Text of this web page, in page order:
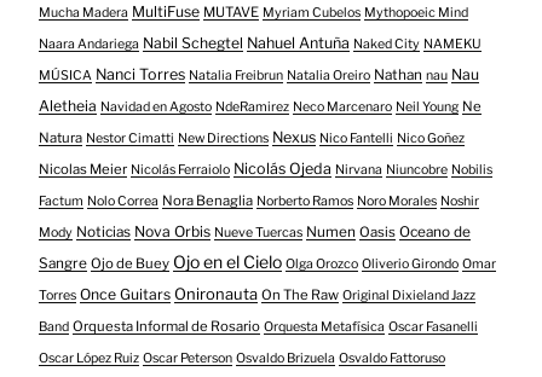
Mucha Madera MultiFuse MUTAVE Myriam Cubelos Mythopoeic Mind
Naara Andariega Nabil Schegtel Nahuel Antuña Naked City NAMEKU
MÚSICA Nanci Torres Natalia Freibrun Natalia Oreiro Nathan nau Nau
Aletheia Navidad en Agosto NdeRamirez Neco Marcenaro Neil Young Ne
Natura Nestor Cimatti New Directions Nexus Nico Fantelli Nico Goñez
Nicolas Meier Nicolás Ferraiolo Nicolás Ojeda Nirvana Niuncobre Nobilis
Factum Nolo Correa Nora Benaglia Norberto Ramos Noro Morales Noshir
Mody Noticias Nova Orbis Nueve Tuercas Numen Oasis Oceano de
Sangre Ojo de Buey Ojo en el Cielo Olga Orozco Oliverio Girondo Omar
Torres Once Guitars Onironauta On The Raw Original Dixieland Jazz
Band Orquesta Informal de Rosario Orquesta Metafísica Oscar Fasanelli
Oscar López Ruiz Oscar Peterson Osvaldo Brizuela Osvaldo Fattoruso